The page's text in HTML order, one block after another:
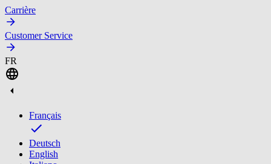
Carrière
Customer Service
FR
Français
Deutsch
English